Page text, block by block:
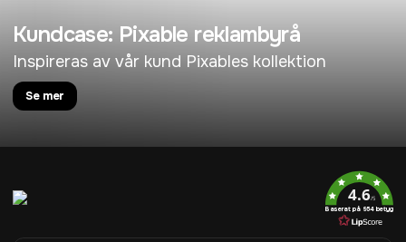
Kundcase: Pixable reklambyrå
Inspireras av vår kund Pixables kollektion
Se mer
4.6/5
Baserat på 954 betyg